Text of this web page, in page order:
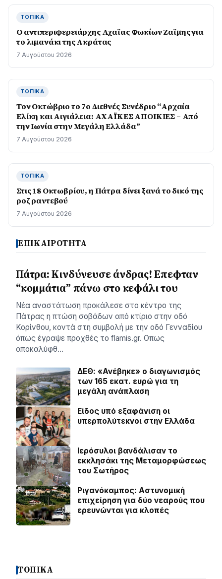
ΤΟΠΙΚΆ
O αντιπεριφερειάρχης Αχαϊας Φωκίων Ζαϊμης για
το λιμανάκι της Ακράτας
7 Αυγούστου 2026
ΤΟΠΙΚΆ
Τον Οκτώβριο το 7ο Διεθνές Συνέδριο “Αρχαία
Ελίκη και Αιγιάλεια: ΑΧΑΪΚΕΣ ΑΠΟΙΚΙΕΣ – Από
την Ιωνία στην Μεγάλη Ελλάδα”
7 Αυγούστου 2026
ΤΟΠΙΚΆ
Στις 18 Οκτωβρίου, η Πάτρα δίνει ξανά το δικό της
ροζ ραντεβού
7 Αυγούστου 2026
ΕΠΙΚΑΙΡΟΤΗΤΑ
Πάτρα: Κινδύνευσε άνδρας! Επεφταν
“κομμάτια” πάνω στο κεφάλι του
Νέα αναστάτωση προκάλεσε στο κέντρο της
Πάτρας η πτώση σοβάδων από κτίριο στην οδό
Κορίνθου, κοντά στη συμβολή με την οδό Γενναδίου
όπως έγραψε προχθές το flamis.gr. Οπως
αποκαλύφθ…
ΔΕΘ: «Ανέβηκε» ο διαγωνισμός
των 165 εκατ. ευρώ για τη
μεγάλη ανάπλαση
Είδος υπό εξαφάνιση οι
υπερπολύτεκνοι στην Ελλάδα
Ιερόσυλοι βανδάλισαν το
εκκλησάκι της Μεταμορφώσεως
του Σωτήρος
Ριγανόκαμπος: Αστυνομική
επιχείρηση για δύο νεαρούς που
ερευνώνται για κλοπές
ΤΟΠΙΚΑ